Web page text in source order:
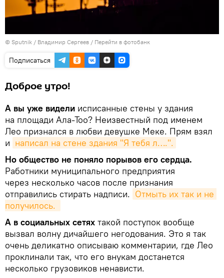
© Sputnik / Владимир Сергеев / Перейти в фотобанк
Подписаться
Доброе утро!
А вы уже видели исписанные стены у здания
на площади Ала-Тоо? Неизвестный под именем
Лео признался в любви девушке Меке. Прям взял
и написал на стене здания "Я тебя л….".
Но общество не поняло порывов его сердца.
Работники муниципального предприятия
через несколько часов после признания
отправились стирать надписи. Отмыть их так и не
получилось.
А в социальных сетях такой поступок вообще
вызвал волну дичайшего негодования. Это я так
очень деликатно описываю комментарии, где Лео
проклинали так, что его внукам достанется
несколько грузовиков ненависти.